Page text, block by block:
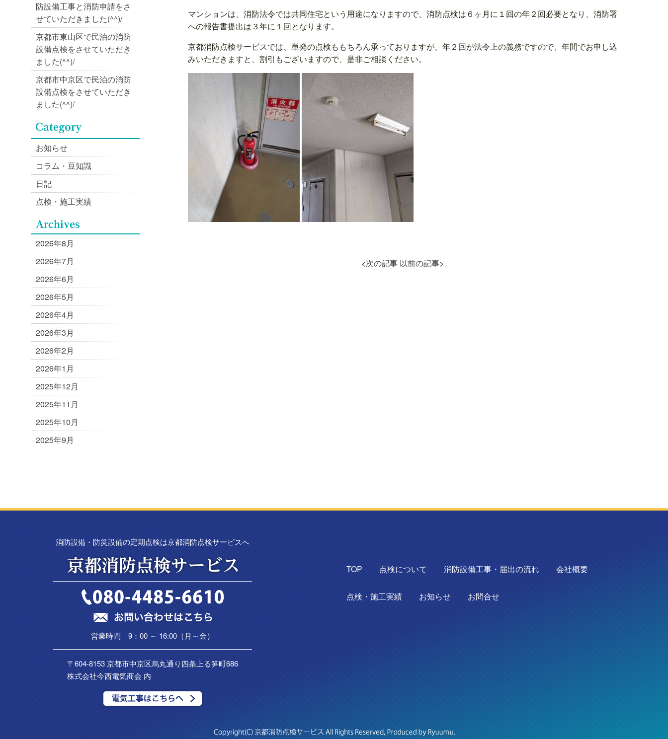
防設備工事と消防申請をさ
せていただきました(^^)/
京都市東山区で民泊の消防
設備点検をさせていただき
ました(^^)/
京都市中京区で民泊の消防
設備点検をさせていただき
ました(^^)/
お知らせ
コラム・豆知識
日記
点検・施工実績
2026年8月
2026年7月
2026年6月
2026年5月
2026年4月
2026年3月
2026年2月
2026年1月
2025年12月
2025年11月
2025年10月
2025年9月
マンションは、消防法令では共同住宅という用途になりますので、消防点検は６ヶ月に１回の年２回必要となり、消防署
への報告書提出は３年に１回となります。
京都消防点検サービスでは、単発の点検ももちろん承っておりますが、年２回が法令上の義務ですので、年間でお申し込
みいただきますと、割引もございますので、是非ご相談ください。
<次の記事 以前の記事>
消防設備・防災設備の定期点検は京都消防点検サービスへ
営業時間 9：00 ～ 16:00（月～金）
〒604-8153 京都市中京区烏丸通り四条上る笋町686
株式会社今西電気商会 内
TOP 点検について 消防設備工事・届出の流れ 会社概要
点検・施工実績 お知らせ お問合せ